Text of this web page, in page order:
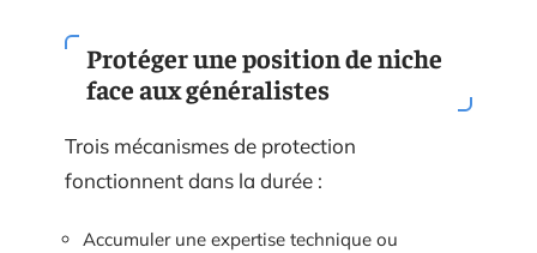
Protéger une position de niche
face aux généralistes
Trois mécanismes de protection
fonctionnent dans la durée :
Accumuler une expertise technique ou